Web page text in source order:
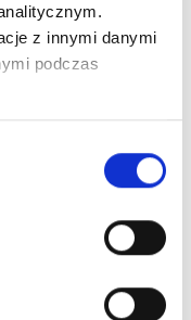
z innymi danymi
podczas